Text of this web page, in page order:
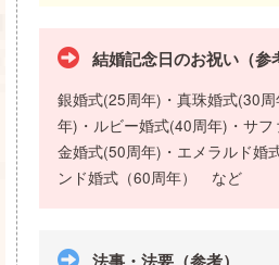
結婚記念日のお祝い（参
銀婚式(25周年)・真珠婚式(30
年)・ルビー婚式(40周年)・サフ
金婚式(50周年)・エメラルド婚
ンド婚式（60周年） など